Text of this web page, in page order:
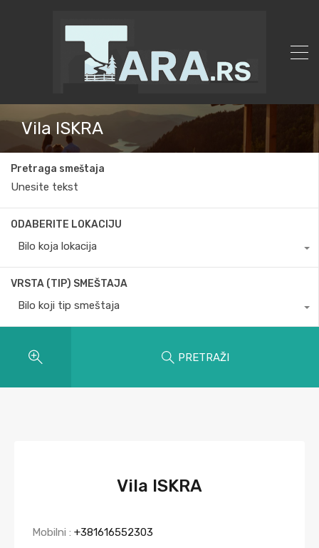
Vila ISKRA
Pretraga smeštaja
ODABERITE LOKACIJU
Bilo koja lokacija
VRSTA (TIP) SMEŠTAJA
Bilo koji tip smeštaja
PRETRAŽI
Vila ISKRA
Mobilni : +381616552303